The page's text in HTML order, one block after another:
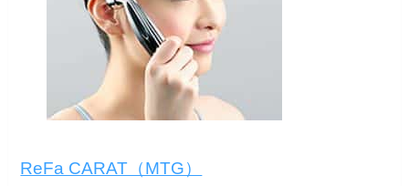
ReFa CARAT（MTG）